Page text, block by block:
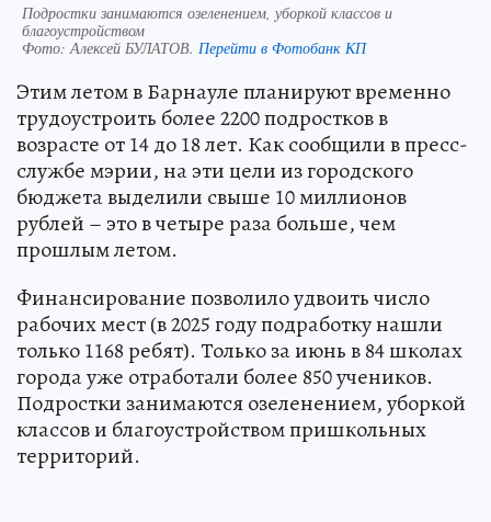
Подростки занимаются озеленением, уборкой классов и
благоустройством
Фото: Алексей БУЛАТОВ. Перейти в Фотобанк КП
Этим летом в Барнауле планируют временно
трудоустроить более 2200 подростков в
возрасте от 14 до 18 лет. Как сообщили в пресс-
службе мэрии, на эти цели из городского
бюджета выделили свыше 10 миллионов
рублей – это в четыре раза больше, чем
прошлым летом.
Финансирование позволило удвоить число
рабочих мест (в 2025 году подработку нашли
только 1168 ребят). Только за июнь в 84 школах
города уже отработали более 850 учеников.
Подростки занимаются озеленением, уборкой
классов и благоустройством пришкольных
территорий.